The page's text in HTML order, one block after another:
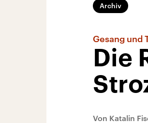
Archiv
Gesang und
Die
Von Katalin